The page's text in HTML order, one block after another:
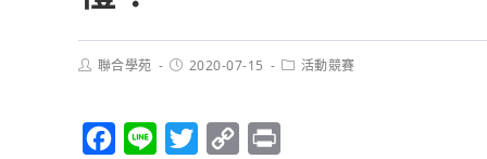
聯合學苑 2020-07-15 活動競賽